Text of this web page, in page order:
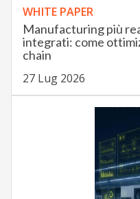
WHITE PAPER
Manufacturing più
integrati: come
chain
27 Lug 2026